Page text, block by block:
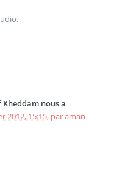
Kheddam nous a
2012, 15:15, paraman